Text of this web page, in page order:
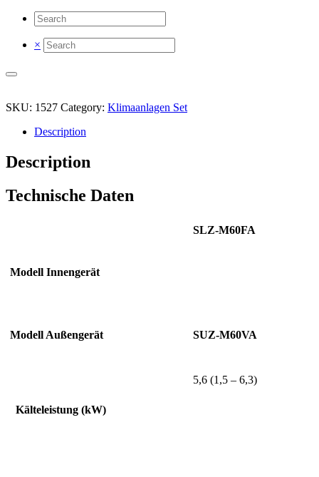
×
SKU: 1527 Category: Klimaanlagen Set
Description
Description
Technische Daten
Modell Innengerät
SLZ-M60FA
Modell Außengerät SUZ-M60VA
Kälteleistung (kW)
5,6 (1,5 – 6,3)